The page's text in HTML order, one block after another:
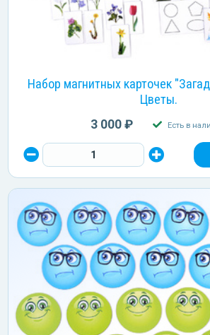
Набор магнитных карточек
Цветы.
3 000 ₽ Есть в